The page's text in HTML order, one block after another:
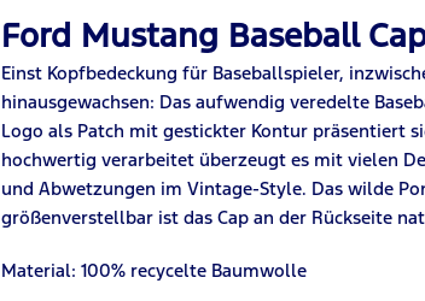
Ford Mustang Baseball
Einst Kopfbedeckung für Baseballspieler,
hinausgewachsen: Das aufwendig veredelte
Logo als Patch mit gestickter Kontur präsentiert
hochwertig verarbeitet überzeugt es mit vielen
und Abwetzungen im Vintage-Style. Das wilde
größenverstellbar ist das Cap an der Rückseite
Material: 100% recycelte Baumwolle